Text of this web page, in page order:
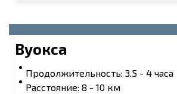
Вуокса
Продолжительность: 3.5 - 4 часа
Расстояние: 8 - 10 км